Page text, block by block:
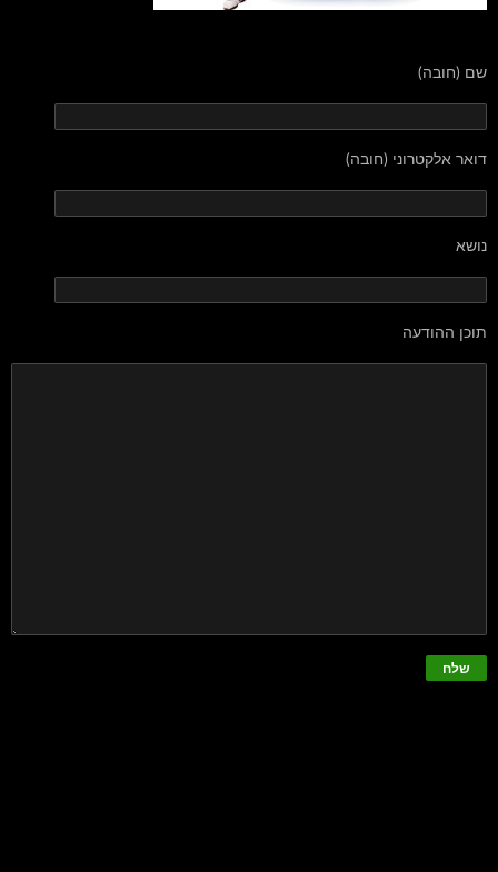
שם (חובה)
דואר אלקטרוני (חובה)
נושא
תוכן ההודעה